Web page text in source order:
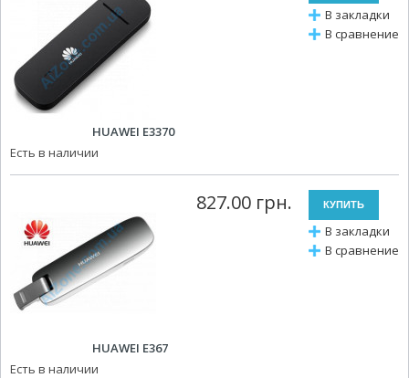
В закладки
В сравнение
HUAWEI E3370
Есть в наличии
В закладки
В сравнение
827.00 грн.
HUAWEI E367
Есть в наличии